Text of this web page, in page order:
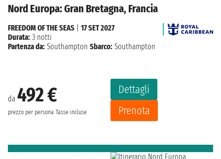
Nord Europa: Gran Bretagna, Francia
da 492 €
prezzo per persona Tasse incluse
Dettagli
Prenota
FREEDOM OF THE SEAS
17 SET 2027
Durata: 3 notti
Partenza da: Southampton Sbarco: Southampton